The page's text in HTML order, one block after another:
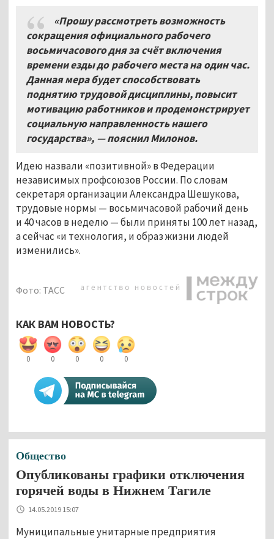
«Прошу рассмотреть возможность
сокращения официального рабочего
восьмичасового дня за счёт включения
времени езды до рабочего места на один час.
Данная мера будет способствовать
поднятию трудовой дисциплины,повысит
мотивацию работников и продемонстрирует
социальную направленность нашего
государства», — пояснил Милонов.
Идею назвали «позитивной» в Федерации
независимых профсоюзов России. По словам
секретаря организации Александра Шешукова,
трудовые нормы — восьмичасовой рабочий день
и 40 часов в неделю — были приняты 100 лет назад,
а сейчас «и технология, и образ жизни людей
изменились».
Фото: ТАСС
КАК ВАМ НОВОСТЬ?
0 0 0 0 0
Общество
Опубликованы графики отключения
горячей воды в Нижнем Тагиле
14.05.2019 15:07
Муниципальные унитарные предприятия